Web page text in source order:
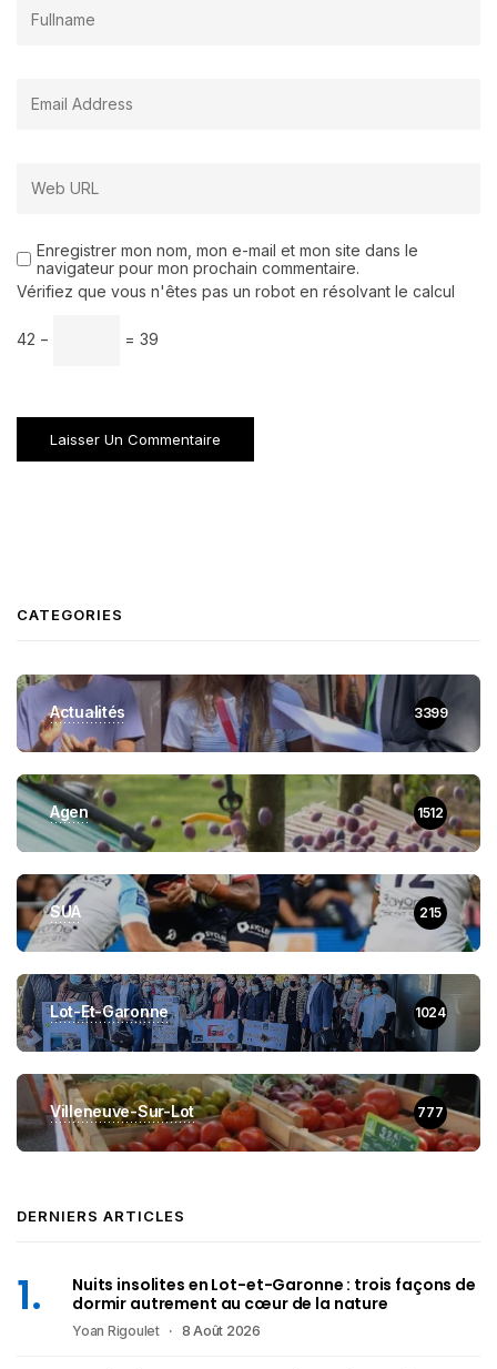
Enregistrer mon nom, mon e-mail et mon site dans le
navigateur pour mon prochain commentaire.
Vérifiez que vous n'êtes pas un robot en résolvant le calcul
42 − = 39
CATEGORIES
Actualités 3399
Agen 1512
SUA 215
Lot-Et-Garonne 1024
Villeneuve-Sur-Lot 777
DERNIERS ARTICLES
Nuits insolites en Lot-et-Garonne : trois façons de
dormir autrement au cœur de la nature
Yoan Rigoulet 8 Août 2026